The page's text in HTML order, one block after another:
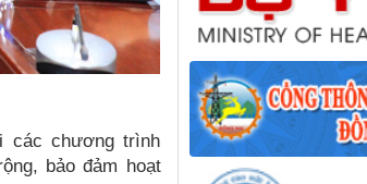
các chương trình
bảo đảm hoạt